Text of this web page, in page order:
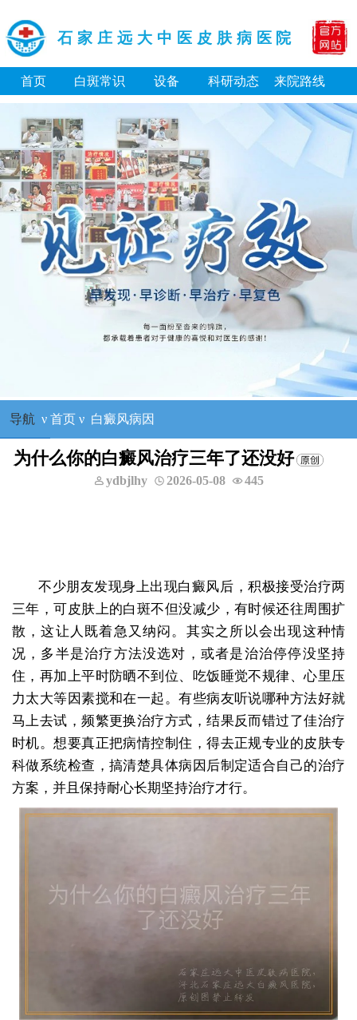
石家庄远大中医皮肤病医院
首页 白斑常识 设备 科研动态 来院路线
导航 ν 首页ν 白癜风病因
为什么你的白癜风治疗三年了还没好
ydbjlhy 2026-05-08 445
不少朋友发现身上出现白癜风后，积极接受治疗两
三年，可皮肤上的白斑不但没减少，有时候还往周围扩
散，这让人既着急又纳闷。其实之所以会出现这种情
况，多半是治疗方法没选对，或者是治治停停没坚持
住，再加上平时防晒不到位、吃饭睡觉不规律、心里压
力太大等因素搅和在一起。有些病友听说哪种方法好就
马上去试，频繁更换治疗方式，结果反而错过了佳治疗
时机。想要真正把病情控制住，得去正规专业的皮肤专
科做系统检查，搞清楚具体病因后制定适合自己的治疗
方案，并且保持耐心长期坚持治疗才行。